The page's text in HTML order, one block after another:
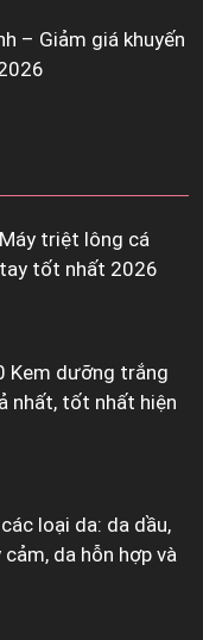
– Giảm giá khuyến
triệt lông cá
tốt nhất 2026
Kem dưỡng trắng
nhất, tốt nhất hiện
loại da: da dầu,
cảm, da hỗn hợp và